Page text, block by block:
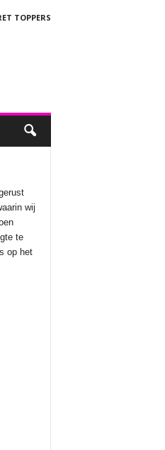
TOPPERS
wij
te
op het